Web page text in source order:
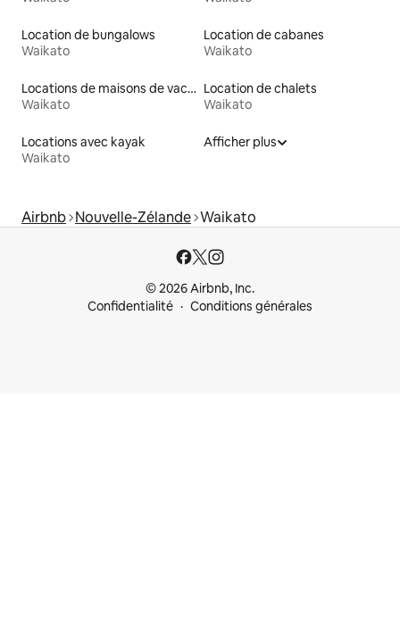
Location de bungalows
Waikato
Location de cabanes
Waikato
Locations de maisons de vacances
Waikato
Location de chalets
Waikato
Locations avec kayak
Waikato
Afficher plus
Airbnb Nouvelle-Zélande Waikato
© 2026 Airbnb, Inc.
Confidentialité
Conditions générales